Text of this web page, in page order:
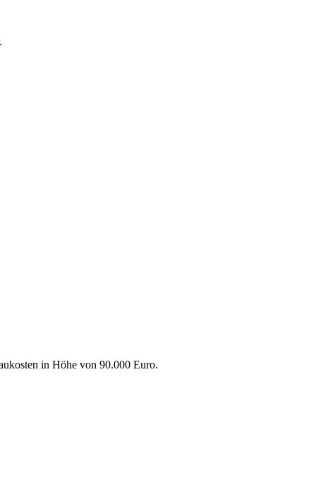
in Höhe von 90.000 Euro.